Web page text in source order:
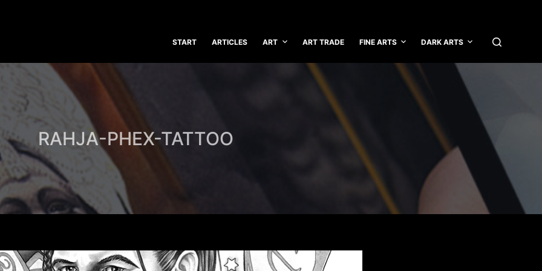
START ARTICLES ART ART TRADE FINE ARTS DARK ARTS
RAHJA-PHEX-TATTOO